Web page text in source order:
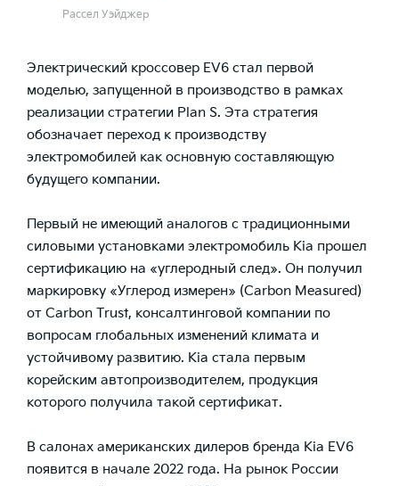
Рассел Уэйджер
Электрический кроссовер EV6 стал первой
моделью, запущенной в производство в рамках
реализации стратегии Plan S. Эта стратегия
обозначает переход к производству
электромобилей как основную составляющую
будущего компании.
Первый не имеющий аналогов с традиционными
силовыми установками электромобиль Kia прошел
сертификацию на «углеродный след». Он получил
маркировку «Углерод измерен» (Carbon Measured)
от Carbon Trust, консалтинговой компании по
вопросам глобальных изменений климата и
устойчивому развитию. Kia стала первым
корейским автопроизводителем, продукция
которого получила такой сертификат.
В салонах американских дилеров бренда Kia EV6
появится в начале 2022 года. На рынок России